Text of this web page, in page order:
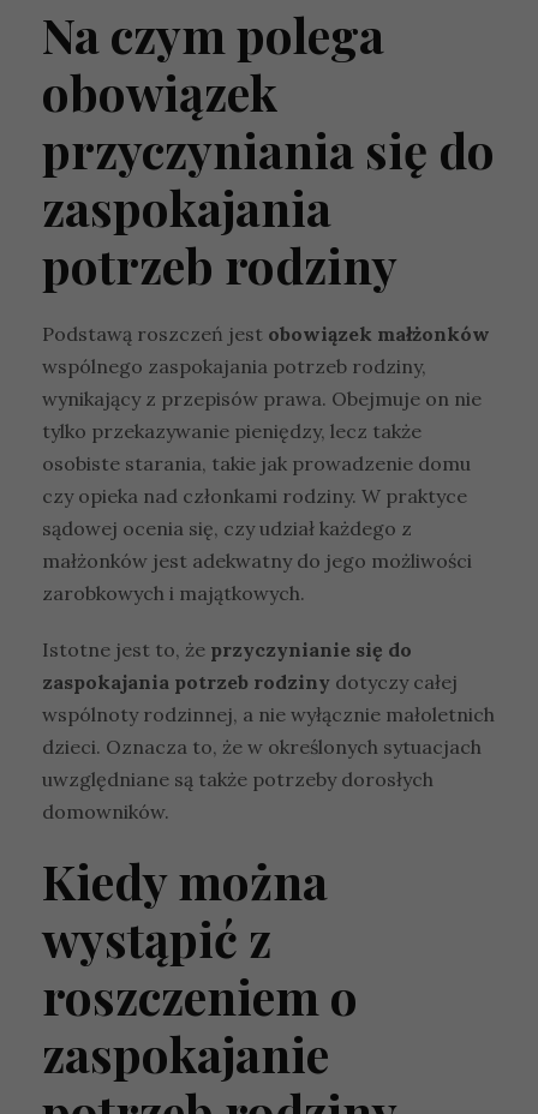
Na czym polega
obowiązek
przyczyniania się do
zaspokajania
potrzeb rodziny
Podstawą roszczeń jest obowiązek małżonków
wspólnego zaspokajania potrzeb rodziny,
wynikający z przepisów prawa. Obejmuje on nie
tylko przekazywanie pieniędzy, lecz także
osobiste starania, takie jak prowadzenie domu
czy opieka nad członkami rodziny. W praktyce
sądowej ocenia się, czy udział każdego z
małżonków jest adekwatny do jego możliwości
zarobkowych i majątkowych.
Istotne jest to, że przyczynianie się do
zaspokajania potrzeb rodziny dotyczy całej
wspólnoty rodzinnej, a nie wyłącznie małoletnich
dzieci. Oznacza to, że w określonych sytuacjach
uwzględniane są także potrzeby dorosłych
domowników.
Kiedy można
wystąpić z
roszczeniem o
zaspokajanie